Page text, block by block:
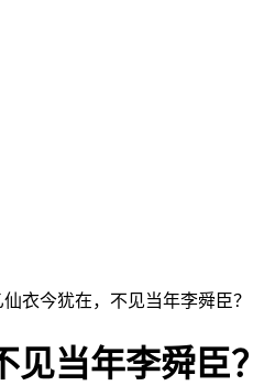
衣今犹在，不见当年李舜臣？
当年李舜臣？